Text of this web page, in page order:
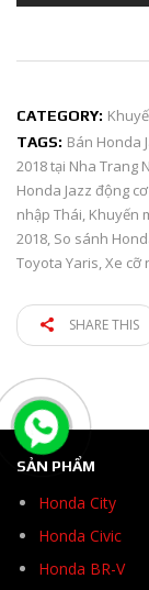
CATEGORY:
TAGS: Bán Honda
2018 tại Nha Trang
Honda Jazz động
nhập Thái, Khuyến
2018, So sánh
Toyota Yaris,Xe cỡ
SHARE THIS
SẢN PHẨM
Honda City
Honda Civic
Honda BR-V